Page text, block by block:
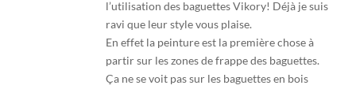
l’utilisation des baguettes Vikory! Déjà je suis
ravi que leur style vous plaise.
En effet la peinture est la première chose à
partir sur les zones de frappe des baguettes.
Ça ne se voit pas sur les baguettes en bois